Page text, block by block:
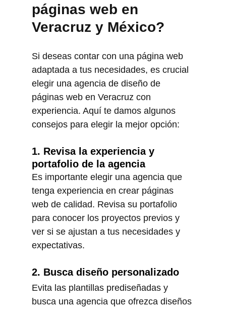
páginas web en
Veracruz y México?
Si deseas contar con una página web
adaptada a tus necesidades, es crucial
elegir una agencia de diseño de
páginas web en Veracruz con
experiencia. Aquí te damos algunos
consejos para elegir la mejor opción:
1. Revisa la experiencia y
portafolio de la agencia
Es importante elegir una agencia que
tenga experiencia en crear páginas
web de calidad. Revisa su portafolio
para conocer los proyectos previos y
ver si se ajustan a tus necesidades y
expectativas.
2. Busca diseño personalizado
Evita las plantillas prediseñadas y
busca una agencia que ofrezca diseños